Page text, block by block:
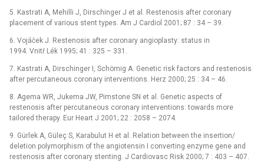
5. Kastrati A, Mehilli J, Dirschinger J et al. Restenosis after coronary
placement of various stent types. Am J Cardiol 2001; 87 : 34 –⁠ 39.
6. Vojáček J. Restenosis after coronary angioplasty: status in
1994. Vnitř Lék 1995; 41 : 325 –⁠ 331.
7. Kastrati A, Dirschinger I, Schömig A. Genetic risk factors and restenosis
after percutaneous coronary interventions. Herz 2000; 25 : 34 –⁠ 46.
8. Agema WR, Jukema JW, Pimstone SN et al. Genetic aspects of
restenosis after percutaneous coronary interventions: towards more
tailored therapy. Eur Heart J 2001; 22 : 2058 –⁠ 2074.
9. Gürlek A, Güleç S, Karabulut H et al. Relation between the insertion/
deletion polymorphism of the angiotensin I converting enzyme gene and
restenosis after coronary stenting. J Cardiovasc Risk 2000; 7 : 403 –⁠ 407.